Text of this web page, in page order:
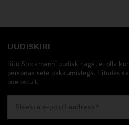
UUDISKIRI
Liitu Stockmanni uudiskirjaga, et olla
personaalsete pakkumistega. Liitudes
poe ostult.